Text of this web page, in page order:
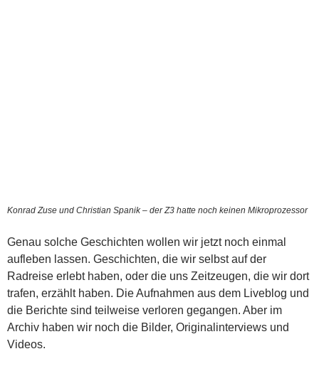
Konrad Zuse und Christian Spanik – der Z3 hatte noch keinen Mikroprozessor
Genau solche Geschichten wollen wir jetzt noch einmal
aufleben lassen. Geschichten, die wir selbst auf der
Radreise erlebt haben, oder die uns Zeitzeugen, die wir dort
trafen, erzählt haben. Die Aufnahmen aus dem Liveblog und
die Berichte sind teilweise verloren gegangen. Aber im
Archiv haben wir noch die Bilder, Originalinterviews und
Videos.